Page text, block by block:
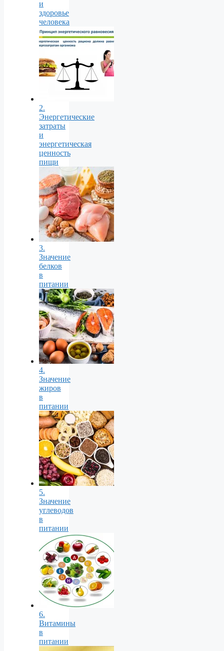
и
здоровье
человека
2.
Энергетические
затраты
и
энергетическая
ценность
пищи
3.
Значение
белков
в
питании
4.
Значение
жиров
в
питании
5.
Значение
углеводов
в
питании
6.
Витамины
в
питании